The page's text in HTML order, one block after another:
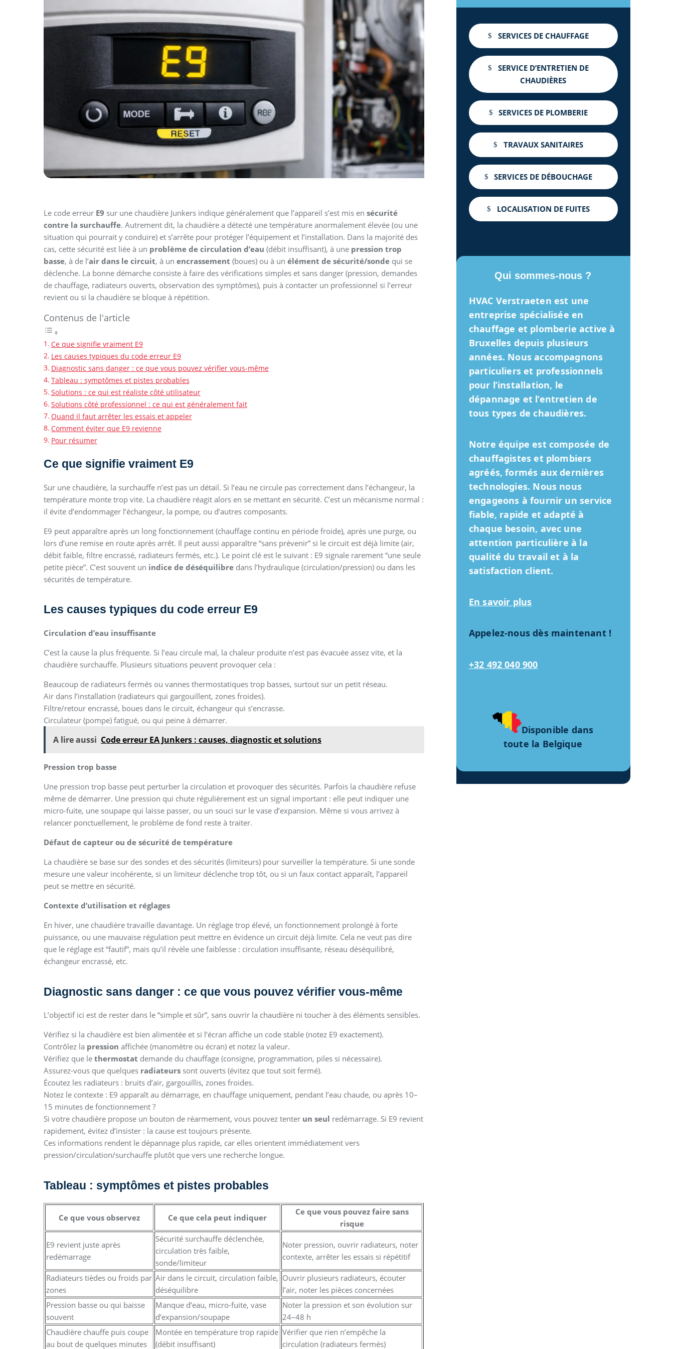
Le code erreur E9 sur une chaudière Junkers indique généralement que l’appareil s’est mis en sécurité
contre la surchauffe. Autrement dit, la chaudière a détecté une température anormalement élevée (ou une
situation qui pourrait y conduire) et s’arrête pour protéger l’équipement et l’installation. Dans la majorité des
cas, cette sécurité est liée à un problème de circulation d’eau (débit insuffisant), à une pression trop
basse, à de l’air dans le circuit, à un encrassement (boues) ou à un élément de sécurité/sonde qui se
déclenche. La bonne démarche consiste à faire des vérifications simples et sans danger (pression, demandes
de chauffage, radiateurs ouverts, observation des symptômes), puis à contacter un professionnel si l’erreur
revient ou si la chaudière se bloque à répétition.
Contenus de l'article
Ce que signifie vraiment E9
Les causes typiques du code erreur E9
Diagnostic sans danger : ce que vous pouvez vérifier vous-même
Tableau : symptômes et pistes probables
Solutions : ce qui est réaliste côté utilisateur
Solutions côté professionnel : ce qui est généralement fait
Quand il faut arrêter les essais et appeler
Comment éviter que E9 revienne
Pour résumer
Ce que signifie vraiment E9
Sur une chaudière, la surchauffe n’est pas un détail. Si l’eau ne circule pas correctement dans l’échangeur, la
température monte trop vite. La chaudière réagit alors en se mettant en sécurité. C’est un mécanisme normal :
il évite d’endommager l’échangeur, la pompe, ou d’autres composants.
E9 peut apparaître après un long fonctionnement (chauffage continu en période froide), après une purge, ou
lors d’une remise en route après arrêt. Il peut aussi apparaître “sans prévenir” si le circuit est déjà limite (air,
débit faible, filtre encrassé, radiateurs fermés, etc.). Le point clé est le suivant : E9 signale rarement “une seule
petite pièce”. C’est souvent un indice de déséquilibre dans l’hydraulique (circulation/pression) ou dans les
sécurités de température.
Les causes typiques du code erreur E9
Circulation d’eau insuffisante
C’est la cause la plus fréquente. Si l’eau circule mal, la chaleur produite n’est pas évacuée assez vite, et la
chaudière surchauffe. Plusieurs situations peuvent provoquer cela :
Beaucoup de radiateurs fermés ou vannes thermostatiques trop basses, surtout sur un petit réseau.
Air dans l’installation (radiateurs qui gargouillent, zones froides).
Filtre/retour encrassé, boues dans le circuit, échangeur qui s’encrasse.
Circulateur (pompe) fatigué, ou qui peine à démarrer.
A lire aussi Code erreur EA Junkers : causes, diagnostic et solutions
Pression trop basse
Une pression trop basse peut perturber la circulation et provoquer des sécurités. Parfois la chaudière refuse
même de démarrer. Une pression qui chute régulièrement est un signal important : elle peut indiquer une
micro-fuite, une soupape qui laisse passer, ou un souci sur le vase d’expansion. Même si vous arrivez à
relancer ponctuellement, le problème de fond reste à traiter.
Défaut de capteur ou de sécurité de température
La chaudière se base sur des sondes et des sécurités (limiteurs) pour surveiller la température. Si une sonde
mesure une valeur incohérente, si un limiteur déclenche trop tôt, ou si un faux contact apparaît, l’appareil
peut se mettre en sécurité.
Contexte d’utilisation et réglages
En hiver, une chaudière travaille davantage. Un réglage trop élevé, un fonctionnement prolongé à forte
puissance, ou une mauvaise régulation peut mettre en évidence un circuit déjà limite. Cela ne veut pas dire
que le réglage est “fautif”, mais qu’il révèle une faiblesse : circulation insuffisante, réseau déséquilibré,
échangeur encrassé, etc.
Diagnostic sans danger : ce que vous pouvez vérifier vous-même
L’objectif ici est de rester dans le “simple et sûr”, sans ouvrir la chaudière ni toucher à des éléments sensibles.
Vérifiez si la chaudière est bien alimentée et si l’écran affiche un code stable (notez E9 exactement).
Contrôlez la pression affichée (manomètre ou écran) et notez la valeur.
Vérifiez que le thermostat demande du chauffage (consigne, programmation, piles si nécessaire).
Assurez-vous que quelques radiateurs sont ouverts (évitez que tout soit fermé).
Écoutez les radiateurs : bruits d’air, gargouillis, zones froides.
Notez le contexte : E9 apparaît au démarrage, en chauffage uniquement, pendant l’eau chaude, ou après 10–
15 minutes de fonctionnement ?
Si votre chaudière propose un bouton de réarmement, vous pouvez tenter un seul redémarrage. Si E9 revient
rapidement, évitez d’insister : la cause est toujours présente.
Ces informations rendent le dépannage plus rapide, car elles orientent immédiatement vers
pression/circulation/surchauffe plutôt que vers une recherche longue.
Tableau : symptômes et pistes probables
Ce que vous observez Ce que cela peut indiquer
Ce que vous pouvez faire sans
risque
E9 revient juste après
redémarrage
Sécurité surchauffe déclenchée,
circulation très faible,
sonde/limiteur
Noter pression, ouvrir radiateurs, noter
contexte, arrêter les essais si répétitif
Radiateurs tièdes ou froids par
zones
Air dans le circuit, circulation faible,
déséquilibre
Ouvrir plusieurs radiateurs, écouter
l’air, noter les pièces concernées
Pression basse ou qui baisse
souvent
Manque d’eau, micro-fuite, vase
d’expansion/soupape
Noter la pression et son évolution sur
24–48 h
Chaudière chauffe puis coupe
au bout de quelques minutes
Montée en température trop rapide
(débit insuffisant)
Vérifier que rien n’empêche la
circulation (radiateurs fermés)
SERVICES DE CHAUFFAGE
SERVICE D’ENTRETIEN DE
CHAUDIÈRES
SERVICES DE PLOMBERIE
TRAVAUX SANITAIRES
SERVICES DE DÉBOUCHAGE
LOCALISATION DE FUITES
Qui sommes-nous ?
HVAC Verstraeten est une
entreprise spécialisée en
chauffage et plomberie active à
Bruxelles depuis plusieurs
années. Nous accompagnons
particuliers et professionnels
pour l’installation, le
dépannage et l’entretien de
tous types de chaudières.
Notre équipe est composée de
chauffagistes et plombiers
agréés, formés aux dernières
technologies. Nous nous
engageons à fournir un service
fiable, rapide et adapté à
chaque besoin, avec une
attention particulière à la
qualité du travail et à la
satisfaction client.
En savoir plus
Appelez-nous dès maintenant !
+32 492 040 900
Disponible dans
toute la Belgique